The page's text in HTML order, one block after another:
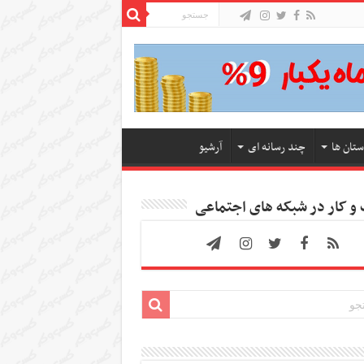
ها چند رسانه ای آرشیو
کار در شبکه های اجتماعی